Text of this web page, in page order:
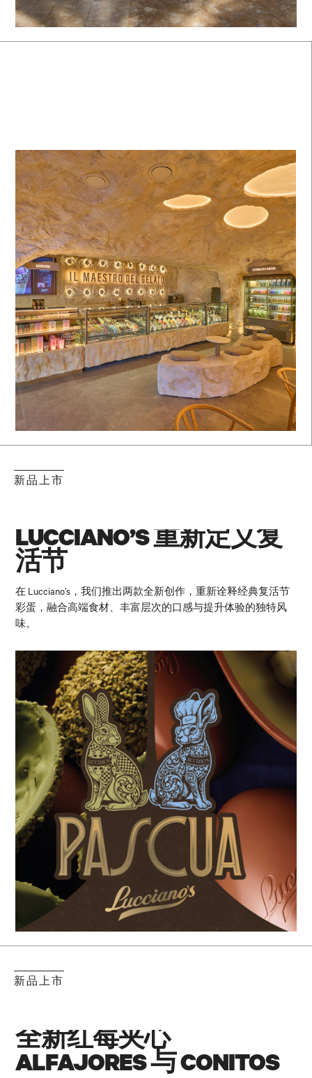
电子邮箱
訂閱
GO BACK TO
HOME
新品上市
LUCCIANO’S 重新定义复
活节
在 Lucciano’s，我们推出两款全新创作，重新诠释经典复活节
彩蛋，融合高端食材、丰富层次的口感与提升体验的独特风
味。
新品上市
全新红莓夹心
ALFAJORES 与 CONITOS